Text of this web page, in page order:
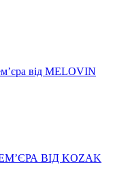
від MELOVIN
ВІД KOZAK